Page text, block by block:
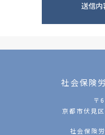
送信
社会保険
〒
京都市伏見
社会保険